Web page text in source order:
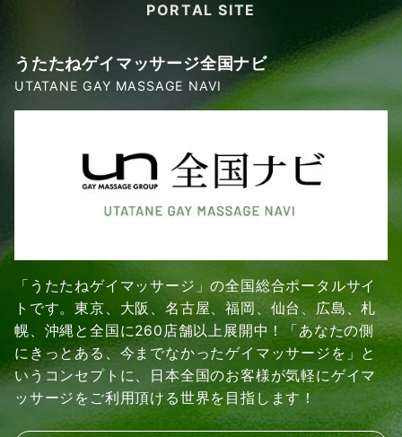
PORTAL SITE
うたたねゲイマッサージ全国ナビ
UTATANE GAY MASSAGE NAVI
「うたたねゲイマッサージ」の全国総合ポータルサイ
トです。東京、大阪、名古屋、福岡、仙台、広島、札
幌、沖縄と全国に260店舗以上展開中！「あなたの側
にきっとある、今までなかったゲイマッサージを」と
いうコンセプトに、日本全国のお客様が気軽にゲイマ
ッサージをご利用頂ける世界を目指します！